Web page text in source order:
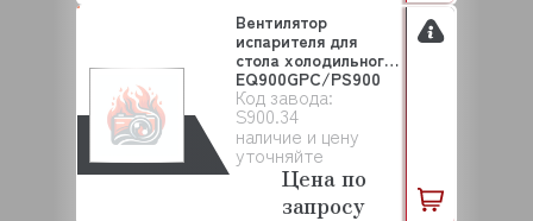
Код завода:
S900.34
наличие и цену
уточняйте
Вентилятор
испарителя для
стола холодильного
EQ900GPC/PS900
EQTA ...
Цена по
запросу